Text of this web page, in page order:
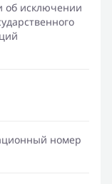
об исключении
номер